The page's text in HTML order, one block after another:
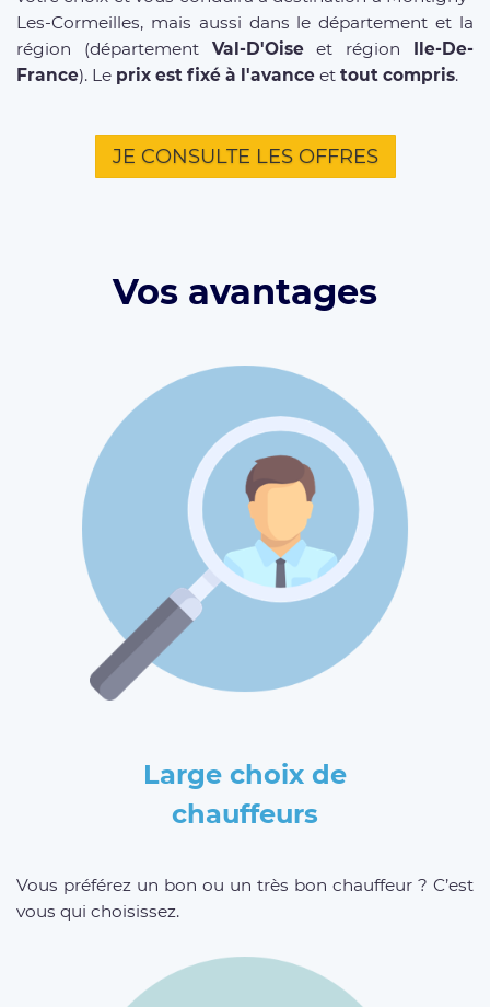
Les-Cormeilles, mais aussi dans le département et la
région (département Val-D'Oiseet région
Ile-De-
France). Le prix est fixé à l'avance et tout compris.
JE CONSULTE LES OFFRES
Vos avantages
Large choix de
chauffeurs
Vous préférez un bon ou un très bon chauffeur ? C’est
vous qui choisissez.